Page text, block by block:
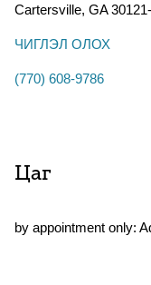
Cartersville, GA
ЧИГЛЭЛ ОЛОХ
(770) 608-9786
Цаг
by appointment only: